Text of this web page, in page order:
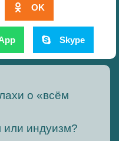
OK
Skype
о «всём
индуизм?